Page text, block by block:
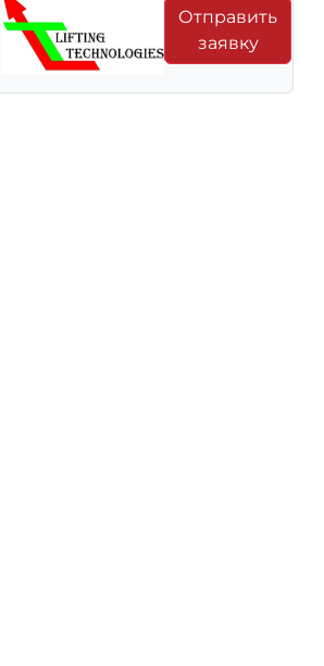
Отправить
заявку